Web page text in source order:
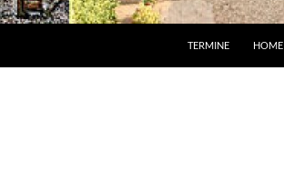
TERMINE HOME